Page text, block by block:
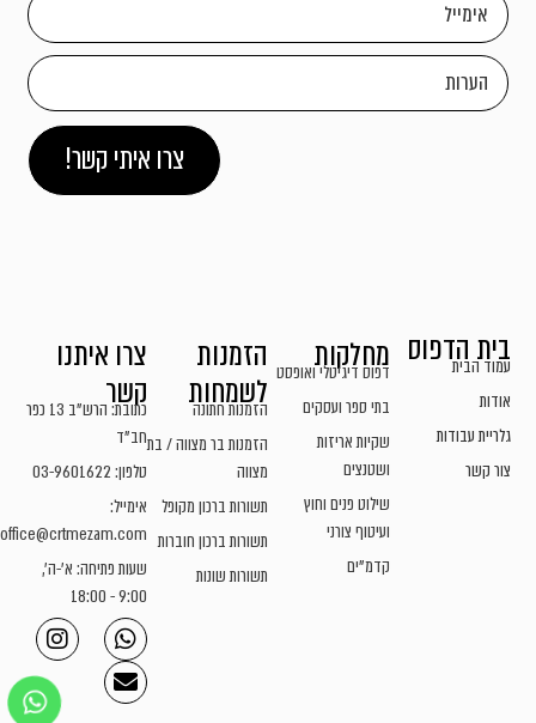
בית הדפוס
עמוד הבית
אודות
גלריית עבודות
צור קשר
מחלקות
דפוס דיגיטלי ואופסט
בתי ספר ועסקים
שקיות אריזות
ושטנצים
שילוט פנים וחוץ
ועיטוף צורני
קדמ"ים
הזמנות
לשמחות
הזמנות חתונה
הזמנות בר מצווה / בת
מצווה
תשורות ברכון מקופל
תשורות ברכון חוברות
תשורות שונות
צרו איתנו
קשר
כתובת: הרש"ב 13 כפר
חב"ד
טלפון: 03-9601622
אימייל:
office@crtmezam.com
שעות פתיחה: א'-ה',
9:00 - 18:00
צרו איתי קשר!